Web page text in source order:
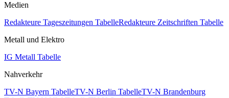
Medien
Redakteure Tageszeitungen TabelleRedakteure Zeitschriften Tabelle
Metall und Elektro
IG Metall Tabelle
Nahverkehr
TV-N Bayern TabelleTV-N Berlin TabelleTV-N Brandenburg